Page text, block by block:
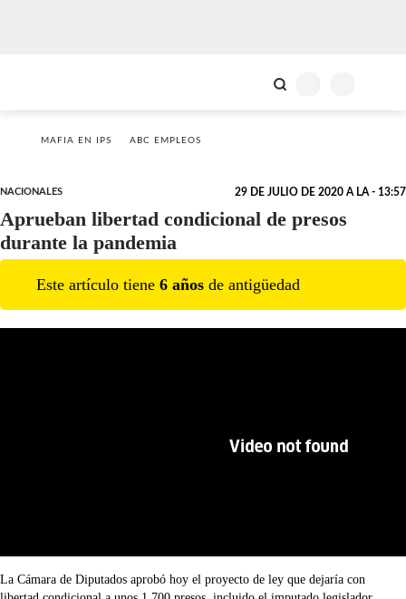
MAFIA EN IPS ABC EMPLEOS
NACIONALES 29 DE JULIO DE 2020 A LA - 13:57
Aprueban libertad condicional de presos
durante la pandemia
Este artículo tiene 6 años de antigüedad
La Cámara de Diputados aprobó hoy el proyecto de ley que dejaría con